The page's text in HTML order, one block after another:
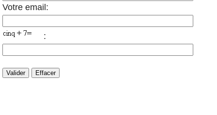
Votre email:
: